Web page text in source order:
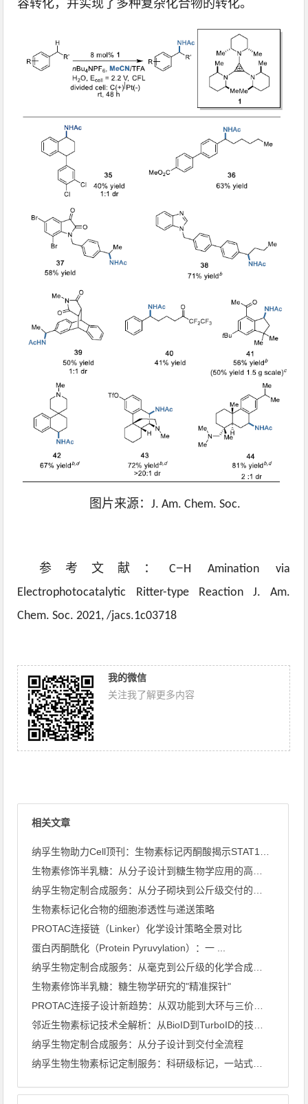
容转化，并实现了多种复杂化合物的转化。
图片来源：J. Am. Chem. Soc.
参考文献：C−H Amination via
Electrophotocatalytic Ritter-type Reaction J. Am.
Chem. Soc. 2021, /jacs.1c03718
我的微信
关注我了解更多内容
相关文章
生物素标记化合物的细胞渗透性与递送策略
PROTAC连接链（Linker）化学设计策略全景对比
蛋白丙酮酰化（Protein Pyruvylation）：一 ...
生物素修饰半乳糖：糖生物学研究的"精准探针"
纳孚生物定制合成服务：从分子设计到交付全流程